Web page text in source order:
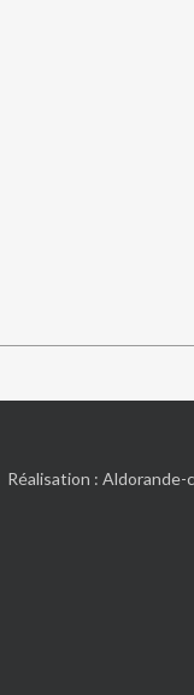
Réalisation :Aldorande-